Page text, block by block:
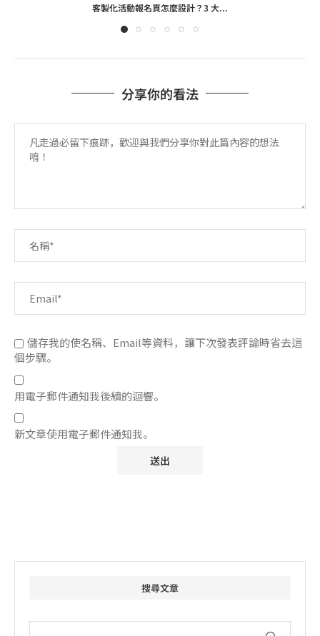
客製化活動報名頁怎麼設計？3 大...
分享你的看法
儲存我的使名稱、Email等資料，讓下次發表評論時省去這
個步驟。
用電子郵件通知我後續的迴響。
新文章使用電子郵件通知我。
搜尋文章